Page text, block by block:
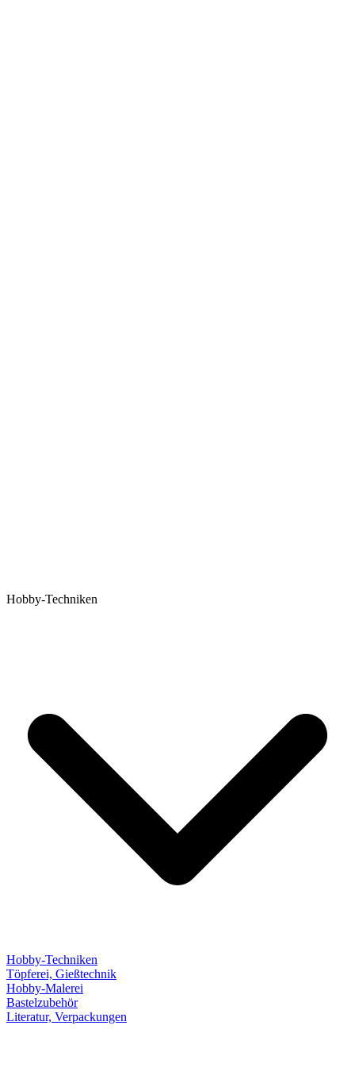
Hobby-Techniken
Hobby-Techniken
Töpferei, Gießtechnik
Hobby-Malerei
Bastelzubehör
Literatur, Verpackungen